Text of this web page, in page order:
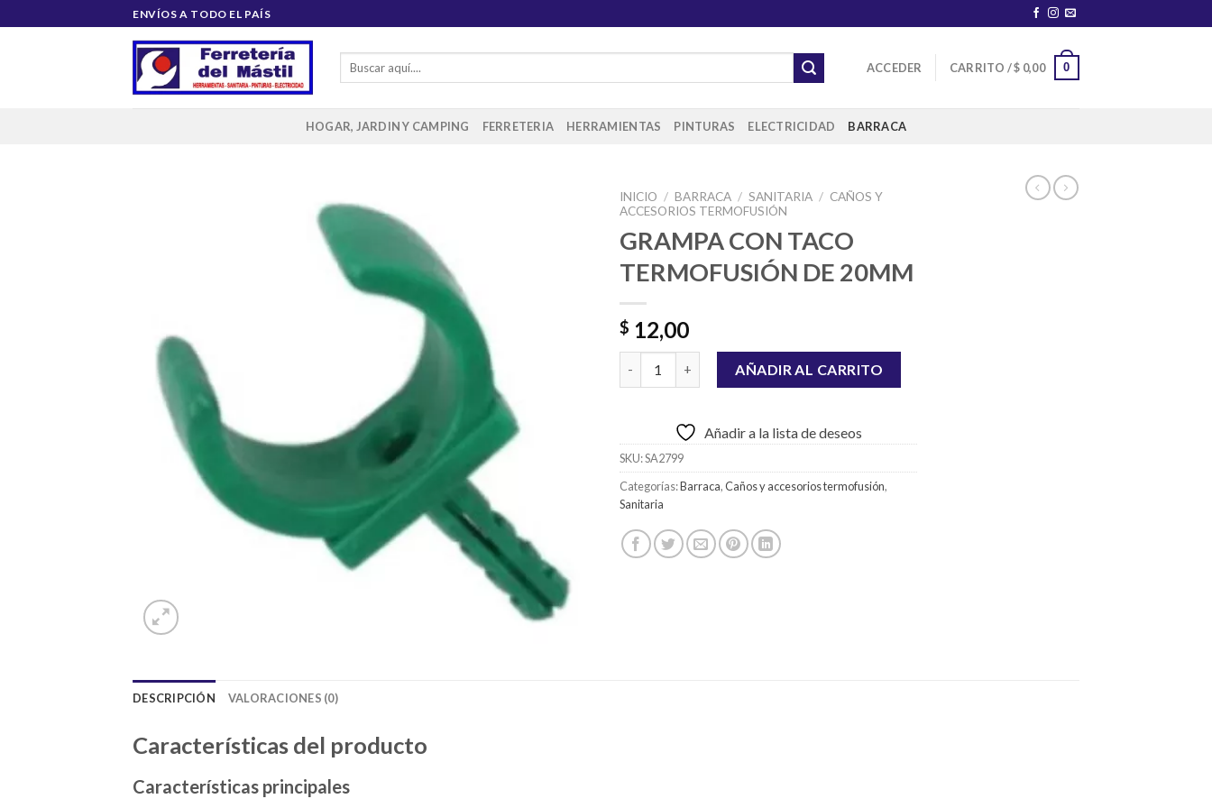
al
ENVÍOS A TODO EL PAÍS
Buscar
ACCEDER CARRITO /$ 0,00 0
HOGAR, JARDIN Y CAMPING FERRETERIA HERRAMIENTAS PINTURAS ELECTRICIDAD BARRACA
INICIO / BARRACA / SANITARIA / CAÑOS Y
ACCESORIOS TERMOFUSIÓN
GRAMPA CON TACO
TERMOFUSIÓN DE 20MM
$ 12,00
GRAMPA CON TACO TERMOFUSIÓN DE 20MM cantidad
AÑADIR AL CARRITO
Añadir a la lista de deseos
SKU:SA2799
Categorías:Barraca,Caños y accesorios termofusión,
Sanitaria
DESCRIPCIÓN VALORACIONES (0)
Características del producto
Características principales